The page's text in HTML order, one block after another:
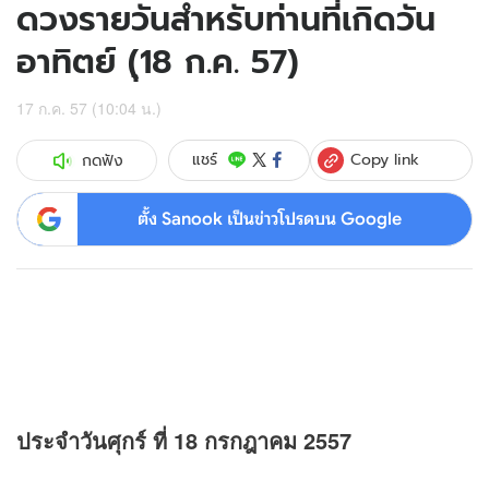
ดวงรายวันสำหรับท่านที่เกิดวัน
อาทิตย์ (ุ18 ก.ค. 57)
17 ก.ค. 57 (10:04 น.)
กดฟัง แชร์ Copy link
ตั้ง Sanook เป็นข่าวโปรดบน Google
ประจำวันศุกร์ ที่ 18 กรกฎาคม 2557